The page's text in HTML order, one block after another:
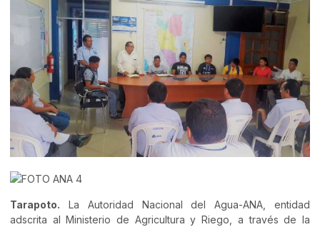
Tarapoto. La Autoridad Nacional del Agua-ANA, entidad
adscrita al Ministerio de Agricultura y Riego, a través de la